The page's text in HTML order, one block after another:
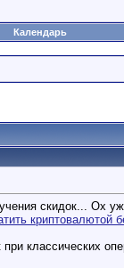
Календарь
скидок... Ох уж
при классических